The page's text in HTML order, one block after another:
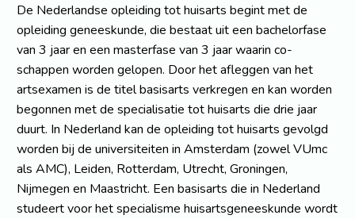
De Nederlandse opleiding tot huisarts begint met de
opleiding geneeskunde, die bestaat uit een bachelorfase
van 3 jaar en een masterfase van 3 jaar waarin co-
schappen worden gelopen. Door het afleggen van het
artsexamen is de titel basisarts verkregen en kan worden
begonnen met de specialisatie tot huisarts die drie jaar
duurt. In Nederland kan de opleiding tot huisarts gevolgd
worden bij de universiteiten in Amsterdam (zowel VUmc
als AMC), Leiden, Rotterdam, Utrecht, Groningen,
Nijmegen en Maastricht. Een basisarts die in Nederland
studeert voor het specialisme huisartsgeneeskunde wordt